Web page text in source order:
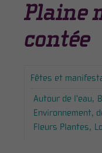
Plaine
contée
Fêtes et
Autour de l'eau
Environnement,
Fleurs Plantes